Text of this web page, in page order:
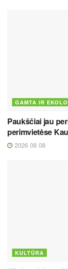
GAMTA IR
Paukščiai jau
perimvietėse
2026 08 08
KULTŪRA